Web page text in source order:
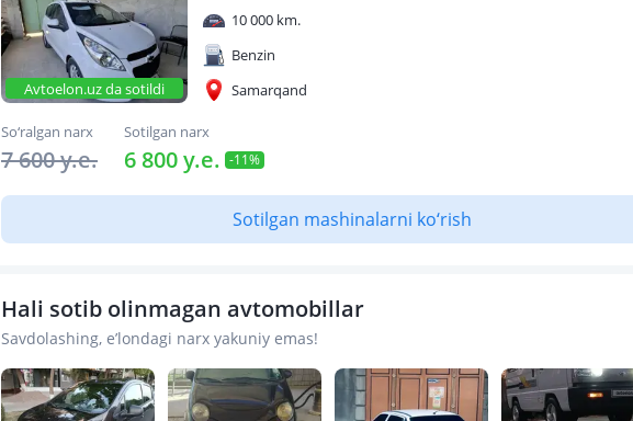
Avtoelon.uz da sotildi
10 000 km.
Benzin
Samarqand
So‘ralgan narx
7 600 y.e.
Sotilgan narx
6 800 y.e. -11%
Sotilgan mashinalarni ko‘rish
Hali sotib olinmagan avtomobillar
Savdolashing, e’londagi narx yakuniy emas!